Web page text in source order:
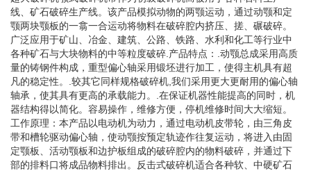
线、矿石破碎生产线。该产品模拟动物的两颚运动，通过动颚和定
颚两块颚板的一翕一合运动将物料在破碎腔内挤压、搓、碾破碎。
广泛应用于矿山、冶金、建筑、公路、铁路、水利和化工等行业中
各种矿石与大块物料的中等粒度破碎.产品特点：.动颚总成采用高质
量的铸钢件构成，重型偏心轴采用锻坯进行加工，使得主机具有超
凡的稳定性。.较其它同样规格破碎机,我们采用更大更耐用的偏心轴
轴承，使其具有更高的承载能力。.在保证机器性能提高的同时，机
器结构得以简化。容易操作，维修方便，停机维修时间大大缩短。
工作原理：本产品以电动机为动力，通过电动机皮带轮，由三角皮
带和槽轮驱动偏心轴，使动颚按预定轨迹作往复运动，将进入由固
定颚板、活动颚板和边护板组成的破碎腔内的物料破碎，并通过下
部的排料口将成品物料排出。反击式破碎机适合各种软、中硬矿石